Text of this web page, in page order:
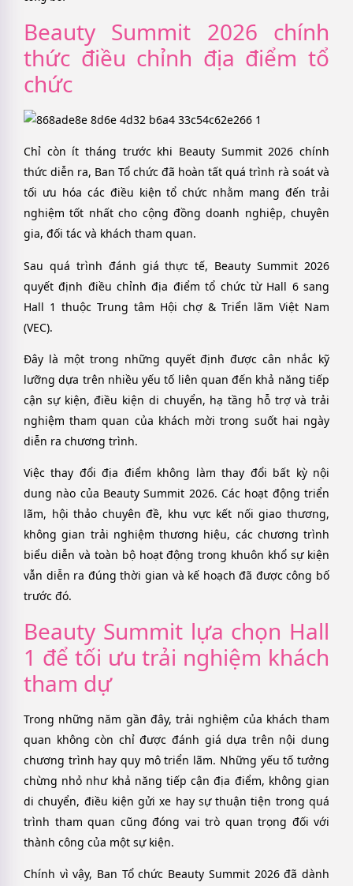
Beauty Summit 2026 chính
thức điều chỉnh địa điểm tổ
chức
Chỉ còn ít tháng trước khi Beauty Summit 2026 chính
thức diễn ra, Ban Tổ chức đã hoàn tất quá trình rà soát và
tối ưu hóa các điều kiện tổ chức nhằm mang đến trải
nghiệm tốt nhất cho cộng đồng doanh nghiệp, chuyên
gia, đối tác và khách tham quan.
Sau quá trình đánh giá thực tế, Beauty Summit 2026
quyết định điều chỉnh địa điểm tổ chức từ Hall 6 sang
Hall 1 thuộc Trung tâm Hội chợ & Triển lãm Việt Nam
(VEC).
Đây là một trong những quyết định được cân nhắc kỹ
lưỡng dựa trên nhiều yếu tố liên quan đến khả năng tiếp
cận sự kiện, điều kiện di chuyển, hạ tầng hỗ trợ và trải
nghiệm tham quan của khách mời trong suốt hai ngày
diễn ra chương trình.
Việc thay đổi địa điểm không làm thay đổi bất kỳ nội
dung nào của Beauty Summit 2026. Các hoạt động triển
lãm, hội thảo chuyên đề, khu vực kết nối giao thương,
không gian trải nghiệm thương hiệu, các chương trình
biểu diễn và toàn bộ hoạt động trong khuôn khổ sự kiện
vẫn diễn ra đúng thời gian và kế hoạch đã được công bố
trước đó.
Beauty Summit lựa chọn Hall
1 để tối ưu trải nghiệm khách
tham dự
Trong những năm gần đây, trải nghiệm của khách tham
quan không còn chỉ được đánh giá dựa trên nội dung
chương trình hay quy mô triển lãm. Những yếu tố tưởng
chừng nhỏ như khả năng tiếp cận địa điểm, không gian
di chuyển, điều kiện gửi xe hay sự thuận tiện trong quá
trình tham quan cũng đóng vai trò quan trọng đối với
thành công của một sự kiện.
Chính vì vậy, Ban Tổ chức Beauty Summit 2026 đã dành